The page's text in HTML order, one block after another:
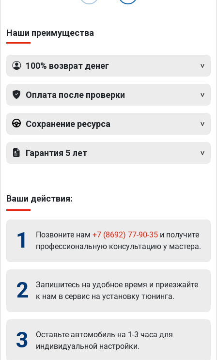
Наши преимущества
100% возврат денег
Оплата после проверки
Сохранение ресурса
Гарантия 5 лет
Ваши действия:
1 Позвоните нам +7 (8692) 77-90-35 и получите
профессиональную консультацию у мастера.
2
Запишитесь на удобное время и приезжайте
к нам в сервис на установку тюнинга.
3
Оставьте автомобиль на 1-3 часа для
индивидуальной настройки.